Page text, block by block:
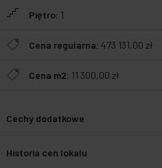
Piętro: 1
Cena regularna: 473 131,00 zł
Cena m2: 11 300,00 zł
Cechy dodatkowe
Historia cen lokalu